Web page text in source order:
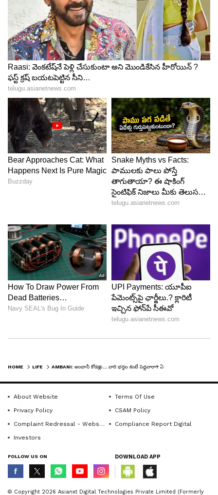
రాధిక మర్చంట్...
ముఖేష్ అంబానీ చిన్న కొడుకు అనంత్ అంబానీ వివాహం
2024లో చాలా గ్రాండ్ గా జరిగింది. అనంత్ ది కూడా ప్రేమ
వివాహమే. తన చిన్న నాటి స్నేహితురాలు రాధిక మర్చంట్
ని వివాహం చేసుకున్నాడు. రాధిక కూడా అనంత్ కన్నా
వయసులో పెద్దది కావడం విశేషం. రాధిక డిసెంబర్ 18
,1994లో జన్మించగా.. అనంత్ అంబానీ 10 ఏప్రిల్ 1995లో
విశేషం.
LATEST VIDEOS
HOME LIFE
About Website
Terms Of Use
Privacy Policy
CSAM Policy
Complaint Redressal - Website
Compliance Report Digital
Investors
FOLLOW US ON DOWNLOAD APP
© Copyright 2026 Asianxt Digital Technologies Private Limited (Formerly